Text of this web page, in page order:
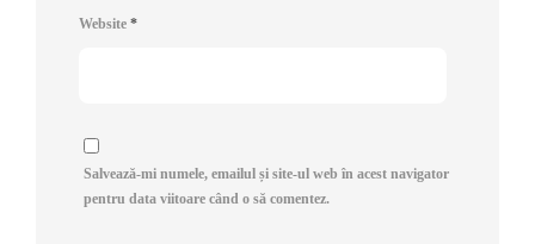
Website *
Salvează-mi numele, emailul și site-ul web în acest navigator
pentru data viitoare când o să comentez.